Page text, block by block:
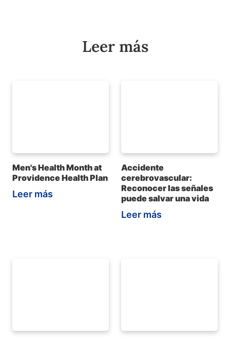
Leer más
Men's Health Month at
Providence Health Plan
Leer más
Accidente
cerebrovascular:
Reconocer las señales
puede salvar una vida
Leer más